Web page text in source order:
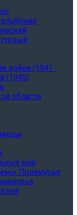
война (1941-
(1945)
области
мир
Приамурья